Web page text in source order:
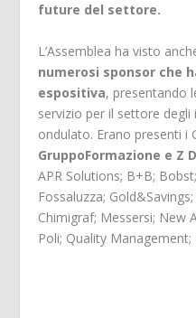
future del settore.
L’Assemblea ha visto
numerosi sponsor che
espositiva, presentando
servizio per il settore
ondulato. Erano presenti i
GruppoFormazione e Z
APR Solutions; B+B;
Fossaluzza;
Chimigraf; Messersi; New
Poli; Quality Management;